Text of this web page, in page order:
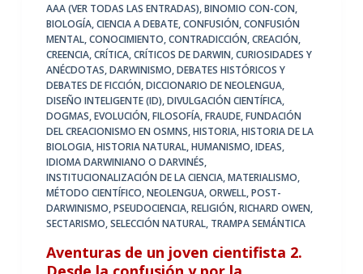
AAA (VER TODAS LAS ENTRADAS),BINOMIO CON-CON,
BIOLOGÍA,CIENCIA A DEBATE,CONFUSIÓN,CONFUSIÓN
MENTAL,CONOCIMIENTO,CONTRADICCIÓN,CREACIÓN,
CREENCIA,CRÍTICA,CRÍTICOS DE DARWIN,CURIOSIDADES Y
ANÉCDOTAS,DARWINISMO,DEBATES HISTÓRICOS Y
DEBATES DE FICCIÓN,DICCIONARIO DE NEOLENGUA,
DISEÑO INTELIGENTE (ID),DIVULGACIÓN CIENTÍFICA,
DOGMAS,EVOLUCIÓN,FILOSOFÍA,FRAUDE,FUNDACIÓN
DEL CREACIONISMO EN OSMNS,HISTORIA,HISTORIA DE LA
BIOLOGIA,HISTORIA NATURAL,HUMANISMO,IDEAS,
IDIOMA DARWINIANO O DARVINÉS,
INSTITUCIONALIZACIÓN DE LA CIENCIA,MATERIALISMO,
MÉTODO CIENTÍFICO,NEOLENGUA,ORWELL,POST-
DARWINISMO,PSEUDOCIENCIA,RELIGIÓN,RICHARD OWEN,
SECTARISMO,SELECCIÓN NATURAL, TRAMPA SEMÁNTICA
Aventuras de un joven cientifista 2.